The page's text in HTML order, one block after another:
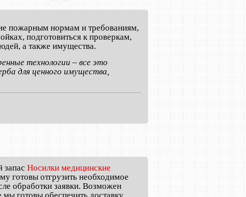
пожарным нормам и требованиям,
подготовиться к проверкам,
а также имущества.
технологии – все это
для ценного имущества,
запас Носилки медицинские
готовы отгрузить необходимое
обработки заявки. Возможен
готовы обеспечить доставку